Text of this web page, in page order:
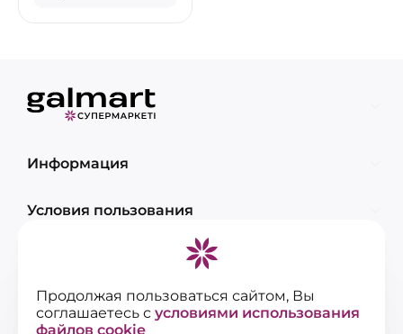
Продолжая пользоваться сайтом, Вы
соглашаетесь с условиями использования
файлов cookie
Информация
Условия пользования